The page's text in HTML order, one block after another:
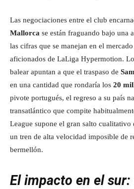
Las negociaciones entre el club
Mallorca se están fraguando bajo una
las cifras que se manejan en el
aficionados de LaLiga Hypermotion.
balear apuntan a que el traspaso de
en una cantidad que rondaría los 20
pivote portugués, el regreso a su país
transatlántico que compite
League supone el gran salto cualitativo
un tren de alta velocidad imposible de
bermellón.
El impacto en el